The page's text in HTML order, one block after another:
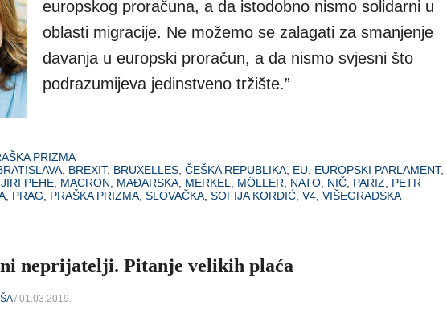
europskog proračuna, a da istodobno nismo solidarni u
oblasti migracije. Ne možemo se zalagati za smanjenje
davanja u europski proračun, a da nismo svjesni što
podrazumijeva jedinstveno tržište.”
PRIZMA
, BREXIT, BRUXELLES, ČEŠKA REPUBLIKA, EU, EUROPSKI PARLAMENT,
JIRI PEHE, MACRON, MAĐARSKA, MERKEL, MÖLLER, NATO, NIČ, PARIZ, PETR
, PRAG, PRAŠKA PRIZMA, SLOVAČKA, SOFIJA KORDIĆ, V4, VIŠEGRADSKA
neprijatelji. Pitanje velikih plaća
/ 01.03.2019.